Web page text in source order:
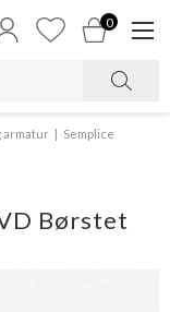
0
armatur Semplice
Børstet